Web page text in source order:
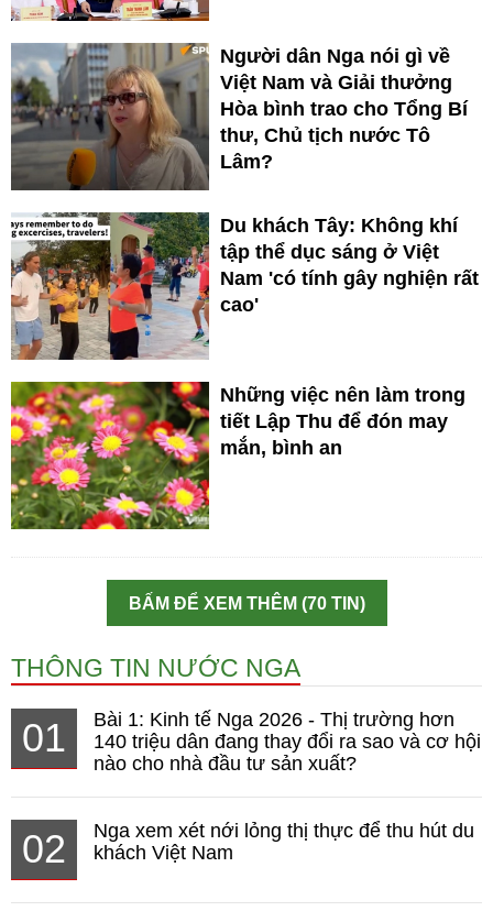
Người dân Nga nói gì về
Việt Nam và Giải thưởng
Hòa bình trao cho Tổng Bí
thư, Chủ tịch nước Tô
Lâm?
Du khách Tây: Không khí
tập thể dục sáng ở Việt
Nam 'có tính gây nghiện rất
cao'
Những việc nên làm trong
tiết Lập Thu để đón may
mắn, bình an
BẤM ĐỂ XEM THÊM (70 TIN)
THÔNG TIN NƯỚC NGA
01
Bài 1: Kinh tế Nga 2026 - Thị trường hơn
140 triệu dân đang thay đổi ra sao và cơ hội
nào cho nhà đầu tư sản xuất?
02
Nga xem xét nới lỏng thị thực để thu hút du
khách Việt Nam